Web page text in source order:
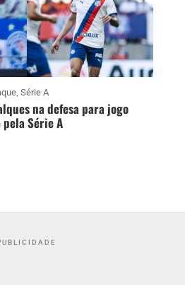
, Série A
na defesa para jogo
Série A